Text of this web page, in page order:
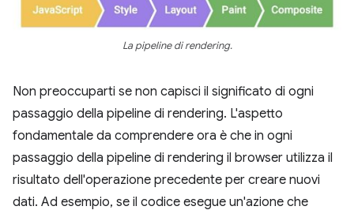
La pipeline di rendering.
Non preoccuparti se non capisci il significato di ogni
passaggio della pipeline di rendering. L'aspetto
fondamentale da comprendere ora è che in ogni
passaggio della pipeline di rendering il browser utilizza il
risultato dell'operazione precedente per creare nuovi
dati. Ad esempio, se il codice esegue un'azione che